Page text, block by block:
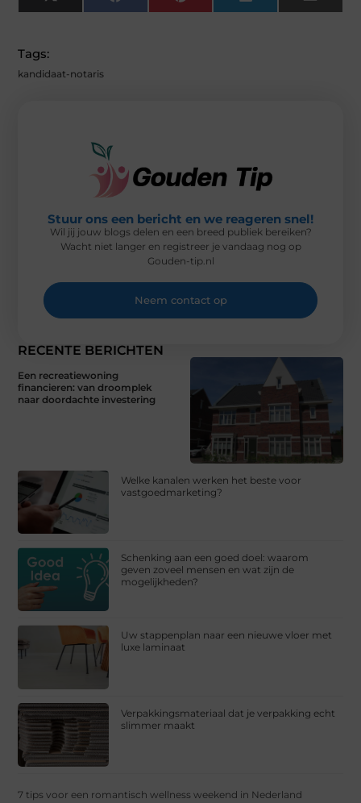
(
T
E
A I I M
Tags:
kandidaat-notaris
RECENTE BERICHTEN
Een recreatiewoning
financieren: van droomplek
naar doordachte investering
Welke kanalen werken het beste voor
vastgoedmarketing?
Schenking aan een goed doel: waarom
geven zoveel mensen en wat zijn de
mogelijkheden?
Uw stappenplan naar een nieuwe vloer met
luxe laminaat
Verpakkingsmateriaal dat je verpakking echt
slimmer maakt
7 tips voor een romantisch wellness weekend in Nederland
Stuur ons een bericht en we reageren snel!
Wil jij jouw blogs delen en een breed publiek bereiken?
Wacht niet langer en registreer je vandaag nog op
Gouden-tip.nl
Neem contact op